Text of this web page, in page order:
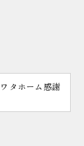
タホーム感謝